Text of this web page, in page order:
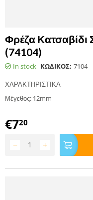
Φρέζα Κατσαβίδι
(74104)
In stock ΚΩΔΙΚΟΣ: 7104
ΧΑΡΑΚΤΗΡΙΣΤΙΚΑ
Μέγεθος: 12mm
€720
+
−